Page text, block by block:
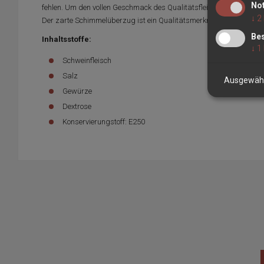
fehlen. Um den vollen Geschmack des Qualitätsfleisches zu
Der zarte Schimmelüberzug ist ein Qualitätsmerkmal und ist ein
Inhaltsstoffe:
Schweinfleisch
Salz
Gewürze
Dextrose
Konservierungstoff: E250
↓ 2
↓ 1